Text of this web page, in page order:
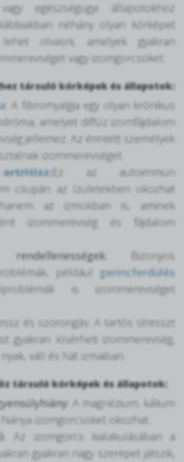
egészségügyi állapotokhoz
néhány olyan kórképet
olvasni, amelyek gyakran
vagy izomgörcsöket:
társuló kórképek és állapotok:
: A fibromyalgia egy olyan krónikus
amelyet diffúz izomfájdalom
jellemez. Az érintett személyek
izommerevséget.
artritisz:Ez az autoimmun
csupán az ízületekben okozhat
az izmokban is, aminek
izommerevség és fájdalom
rendellenességek:
Bizonyos
például gerincferdülés
is izommerevséget
és szorongás: A tartós stresszt
gyakran kísérheti izommerevség,
váll és hát izmaiban.
társuló kórképek és állapotok:
A magnézium, kálium
izomgörcsöket okozhat.
: Az izomgörcs kialakulásában a
gyakran nagy szerepet játszik,